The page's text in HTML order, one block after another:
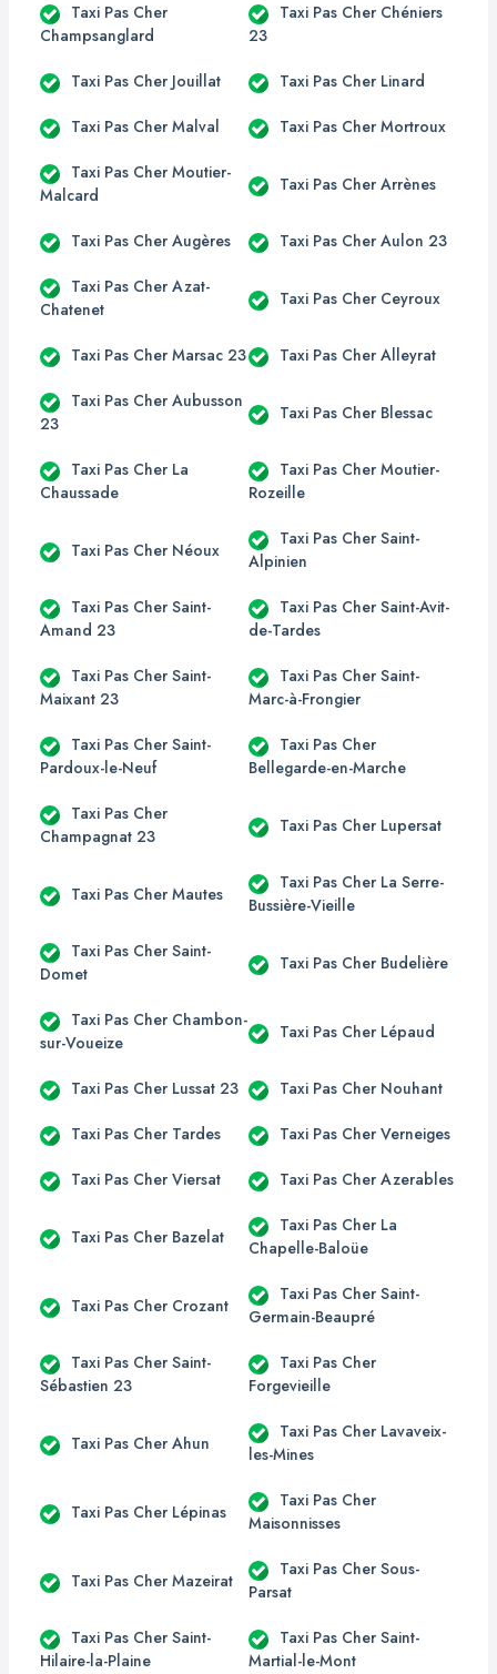
Taxi Pas Cher
Champsanglard
Taxi Pas Cher Chéniers
23
Taxi Pas Cher Jouillat Taxi Pas Cher Linard
Taxi Pas Cher Malval Taxi Pas Cher Mortroux
Taxi Pas Cher Moutier-
Malcard
Taxi Pas Cher Arrènes
Taxi Pas Cher Augères Taxi Pas Cher Aulon 23
Taxi Pas Cher Azat-
Chatenet
Taxi Pas Cher Ceyroux
Taxi Pas Cher Marsac 23 Taxi Pas Cher Alleyrat
Taxi Pas Cher Aubusson
23
Taxi Pas Cher Blessac
Taxi Pas Cher La
Chaussade
Taxi Pas Cher Moutier-
Rozeille
Taxi Pas Cher Néoux
Taxi Pas Cher Saint-
Alpinien
Taxi Pas Cher Saint-
Amand 23
Taxi Pas Cher Saint-Avit-
de-Tardes
Taxi Pas Cher Saint-
Maixant 23
Taxi Pas Cher Saint-
Marc-à-Frongier
Taxi Pas Cher Saint-
Pardoux-le-Neuf
Taxi Pas Cher
Bellegarde-en-Marche
Taxi Pas Cher
Champagnat 23
Taxi Pas Cher Lupersat
Taxi Pas Cher Mautes
Taxi Pas Cher La Serre-
Bussière-Vieille
Taxi Pas Cher Saint-
Domet
Taxi Pas Cher Budelière
Taxi Pas Cher Chambon-
sur-Voueize
Taxi Pas Cher Lépaud
Taxi Pas Cher Lussat 23 Taxi Pas Cher Nouhant
Taxi Pas Cher Tardes Taxi Pas Cher Verneiges
Taxi Pas Cher Viersat Taxi Pas Cher Azerables
Taxi Pas Cher Bazelat
Taxi Pas Cher La
Chapelle-Baloüe
Taxi Pas Cher Crozant
Taxi Pas Cher Saint-
Germain-Beaupré
Taxi Pas Cher Saint-
Sébastien 23
Taxi Pas Cher
Forgevieille
Taxi Pas Cher Ahun
Taxi Pas Cher Lavaveix-
les-Mines
Taxi Pas Cher Lépinas
Taxi Pas Cher
Maisonnisses
Taxi Pas Cher Mazeirat
Taxi Pas Cher Sous-
Parsat
Taxi Pas Cher Saint-
Hilaire-la-Plaine
Taxi Pas Cher Saint-
Martial-le-Mont